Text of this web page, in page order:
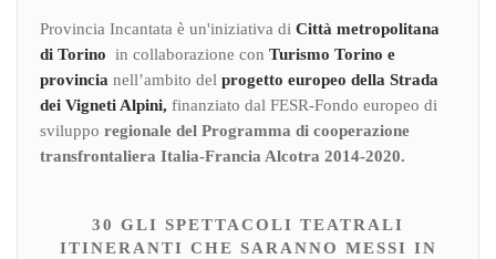
Provincia Incantata è un'iniziativa di Città metropolitana
di Torino in collaborazione con Turismo Torino e
provincia nell’ambito del progetto europeo della Strada
dei Vigneti Alpini, finanziato dal FESR-Fondo europeo di
sviluppo regionale del Programma di cooperazione
transfrontaliera Italia-Francia Alcotra 2014-2020.
30 GLI SPETTACOLI TEATRALI
ITINERANTI CHE SARANNO MESSI IN